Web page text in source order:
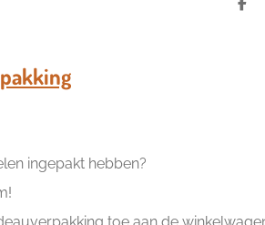
D
ingepakt hebben?